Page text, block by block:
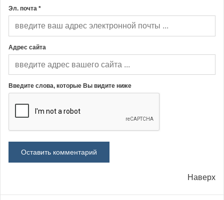
Эл. почта *
Адрес сайта
Введите слова, которые Вы видите ниже
Наверх